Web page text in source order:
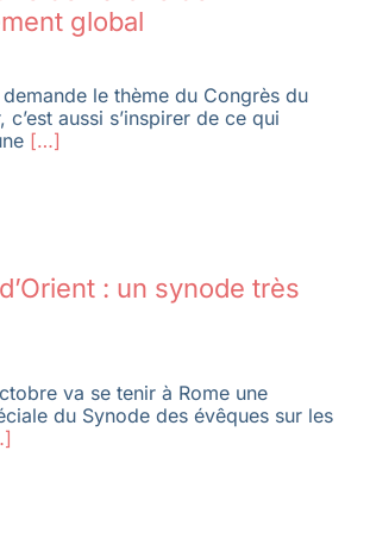
global
le thème du Congrès du
c’est aussi s’inspirer de ce qui
[…]
: un synode très
va se tenir à Rome une
du Synode des évêques sur les